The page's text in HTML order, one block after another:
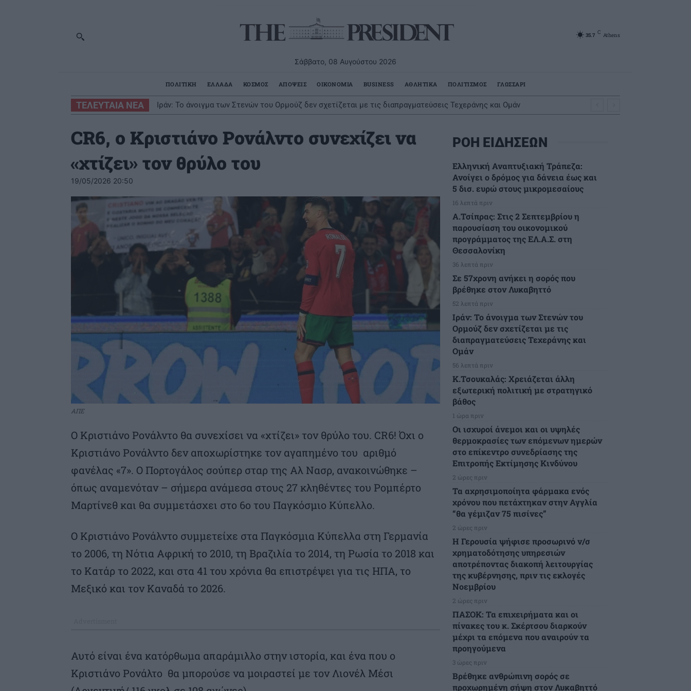
Σάββατο, 08 Αυγούστου 2026
35.7 C Athens
ΠΟΛΙΤΙΚΗ ΕΛΛΑΔΑ ΚΟΣΜΟΣ ΑΠΟΨΕΙΣ ΟΙΚΟΝΟΜΙΑ BUSINESS ΑΘΛΗΤΙΚΑ ΠΟΛΙΤΙΣΜΟΣ ΓΛΩΣΣΑΡΙ
ΤΕΛΕΥΤΑΙΑ ΝΕΑ Ιράν: Το άνοιγμα των Στενών του Ορμούζ δεν σχετίζεται με τις διαπραγματεύσεις Τεχεράνης και Ομάν
CR6, ο Κριστιάνο Ρονάλντο συνεχίζει να
«χτίζει» τον θρύλο του
19/05/2026 20:50
ΑΠΕ
O Κριστιάνο Ρονάλντο θα συνεχίσει να «χτίζει» τον θρύλο του. CR6! Όχι ο
Κριστιάνο Ρονάλντο δεν αποχωρίστηκε τον αγαπημένο του αριθμό
φανέλας «7». Ο Πορτογάλος σούπερ σταρ της Αλ Νασρ, ανακοινώθηκε –
όπως αναμενόταν – σήμερα ανάμεσα στους 27 κληθέντες του Ρομπέρτο
Μαρτίνεθ και θα συμμετάσχει στο 6ο του Παγκόσμιο Κύπελλο.
Ο Κριστιάνο Ρονάλντο συμμετείχε στα Παγκόσμια Κύπελλα στη Γερμανία
το 2006, τη Νότια Αφρική το 2010, τη Βραζιλία το 2014, τη Ρωσία το 2018 και
το Κατάρ το 2022, και στα 41 του χρόνια θα επιστρέψει για τις ΗΠΑ, το
Μεξικό και τον Καναδά το 2026.
Αυτό είναι ένα κατόρθωμα απαράμιλλο στην ιστορία, και ένα που ο
Κριστιάνο Ρονάλτο θα μπορούσε να μοιραστεί με τον Λιονέλ Μέσι
ΡΟΗ ΕΙΔΗΣΕΩΝ
Ελληνική Αναπτυξιακή Τράπεζα:
Ανοίγει ο δρόμος για δάνεια έως και
5 δισ. ευρώ στους μικρομεσαίους
16 λεπτά πριν
Α.Τσίπρας: Στις 2 Σεπτεμβρίου η
παρουσίαση του οικονομικού
προγράμματος της ΕΛ.Α.Σ. στη
Θεσσαλονίκη
36 λεπτά πριν
Σε 57χρονη ανήκει η σορός που
βρέθηκε στον Λυκαβηττό
52 λεπτά πριν
Ιράν: Το άνοιγμα των Στενών του
Ορμούζ δεν σχετίζεται με τις
διαπραγματεύσεις Τεχεράνης και
Ομάν
56 λεπτά πριν
Κ.Τσουκαλάς: Xρειάζεται άλλη
εξωτερική πολιτική με στρατηγικό
βάθος
1 ώρα πριν
Οι ισχυροί άνεμοι και οι υψηλές
θερμοκρασίες των επόμενων ημερών
στο επίκεντρο συνεδρίασης της
Επιτροπής Εκτίμησης Κινδύνου
2 ώρες πριν
Τα αχρησιμοποίητα φάρμακα ενός
χρόνου που πετάχτηκαν στην Αγγλία
“θα γέμιζαν 75 πισίνες”
2 ώρες πριν
Η Γερουσία ψήφισε προσωρινό ν/σ
χρηματοδότησης υπηρεσιών
αποτρέποντας διακοπή λειτουργίας
της κυβέρνησης, πριν τις εκλογές
Νοεμβρίου
2 ώρες πριν
ΠΑΣΟΚ: Τα επιχειρήματα και οι
πίνακες του κ. Σκέρτσου διαρκούν
μέχρι τα επόμενα που αναιρούν τα
προηγούμενα
3 ώρες πριν
Βρέθηκε ανθρώπινη σορός σε
προχωρημένη σήψη στον Λυκαβηττό